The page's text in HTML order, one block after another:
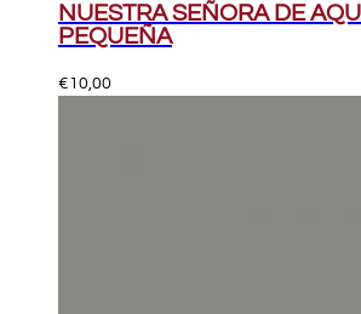
NUESTRA SEÑORA DE
PEQUEÑA
€10,00